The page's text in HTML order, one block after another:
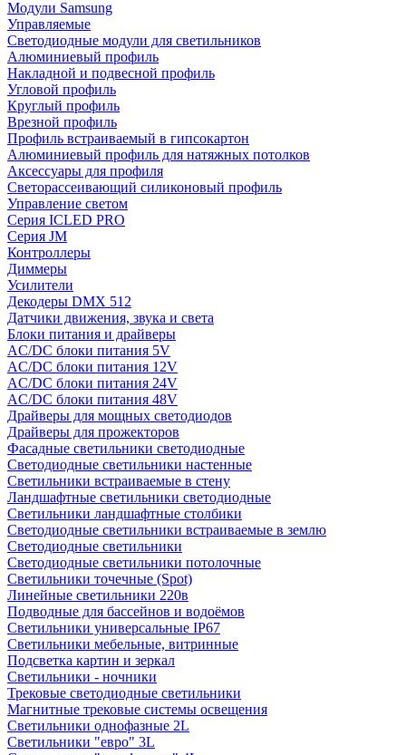
Модули Samsung
Управляемые
Светодиодные модули для светильников
Алюминиевый профиль
Накладной и подвесной профиль
Угловой профиль
Круглый профиль
Врезной профиль
Профиль встраиваемый в гипсокартон
Алюминиевый профиль для натяжных потолков
Аксессуары для профиля
Светорассеивающий силиконовый профиль
Управление светом
Серия ICLED PRO
Серия JM
Контроллеры
Диммеры
Усилители
Декодеры DMX 512
Датчики движения, звука и света
Блоки питания и драйверы
AC/DC блоки питания 5V
AC/DC блоки питания 12V
AC/DC блоки питания 24V
AC/DC блоки питания 48V
Драйверы для мощных светодиодов
Драйверы для прожекторов
Фасадные светильники светодиодные
Светодиодные светильники настенные
Светильники встраиваемые в стену
Ландшафтные светильники светодиодные
Светильники ландшафтные столбики
Светодиодные светильники встраиваемые в землю
Светодиодные светильники
Светодиодные светильники потолочные
Светильники точечные (Spot)
Линейные светильники 220в
Подводные для бассейнов и водоёмов
Светильники универсальные IP67
Светильники мебельные, витринные
Подсветка картин и зеркал
Светильники - ночники
Трековые светодиодные светильники
Магнитные трековые системы освещения
Светильники однофазные 2L
Светильники "евро" 3L